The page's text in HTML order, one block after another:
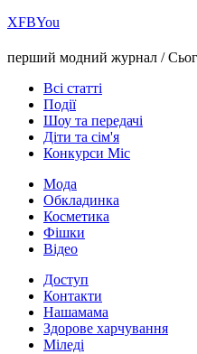
ХFBYou
перший модний журнал /
Всі статті
Події
Шоу та передачі
Діти та сім'я
Конкурси Міс
Мода
Обкладинка
Косметика
Фішки
Відео
Доступ
Контакти
Нашамама
Здорове харчування
Міледі